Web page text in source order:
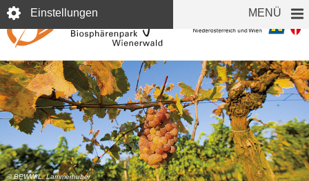
Direkt
zum
Inhalt
Einstellungen MENÜ
© BPWW/L. Lammerhuber